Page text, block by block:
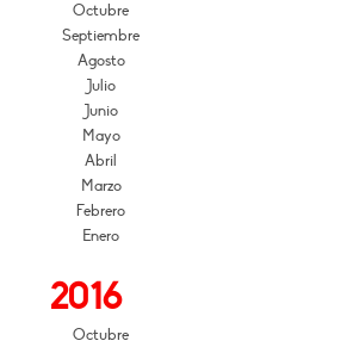
Octubre
Septiembre
Agosto
Julio
Junio
Mayo
Abril
Marzo
Febrero
Enero
2016
Octubre